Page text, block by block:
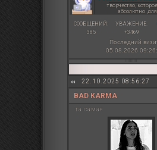
творчество,
абсолютно
СООБЩЕНИЙ:
385
УВАЖЕНИЕ:
+3469
Последний
05.08.2026
22.10.2025 08:56:27
BAD КARMA
та самая